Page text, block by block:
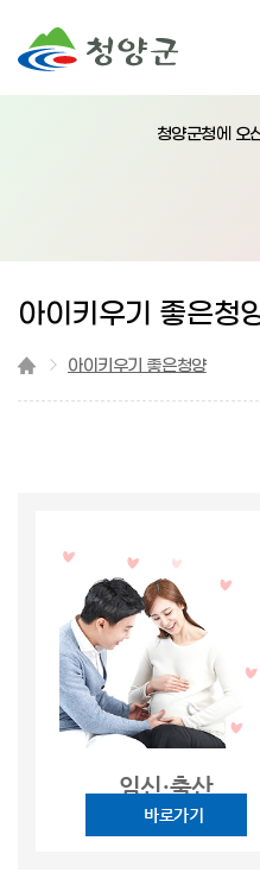
청양군청에 오
아이키우기 좋은청
아이키우기 좋은청양
임신·출산
바로가기